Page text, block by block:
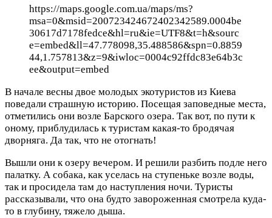
https://maps.google.com.ua/maps/ms?
msa=0&msid=200723424672402342589.0004be
30617d7178fedce&hl=ru&ie=UTF8&t=h&sourc
e=embed&ll=47.778098,35.488586&spn=0.8859
44,1.757813&z=9&iwloc=0004c92ffdc83e64b3c
ee&output=embed
В начале весны двое молодых экотуристов из Киева
поведали страшную историю. Посещая заповедные места,
отметились они возле Барского озера. Так вот, по пути к
оному, приблудилась к туристам какая-то бродячая
дворняга. Да так, что не отогнать!
Вышли они к озеру вечером. И решили разбить подле него
палатку. А собака, как уселась на ступеньке возле воды,
так и просидела там до наступления ночи. Туристы
рассказывали, что она будто завороженная смотрела куда-
то в глубину, тяжело дыша.